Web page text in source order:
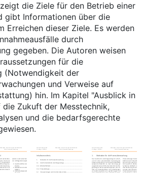
die Ziele für den Betrieb einer
gibt Informationen über die
Erreichen dieser Ziele. Es werden
durch
gegeben. Die Autoren weisen
für die
(Notwendigkeit der
und Verweise auf
hin. Im Kapitel "Ausblick in
Zukuft der Messtechnik,
und die bedarfsgerechte